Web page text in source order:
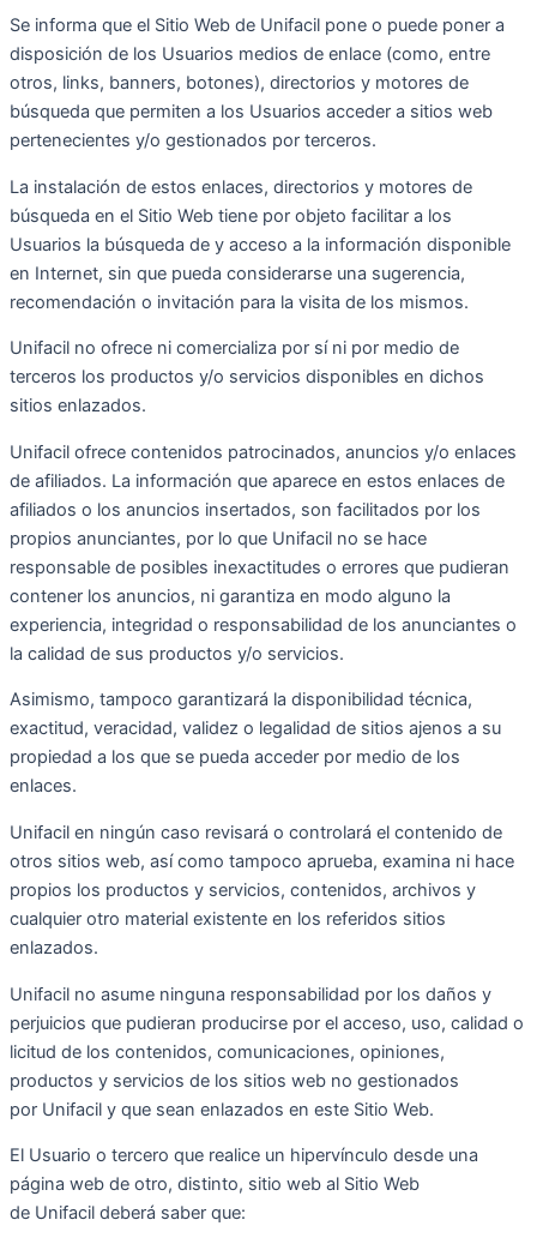
Se informa que el Sitio Web de Unifacil pone o puede poner a
disposición de los Usuarios medios de enlace (como, entre
otros, links, banners, botones), directorios y motores de
búsqueda que permiten a los Usuarios acceder a sitios web
pertenecientes y/o gestionados por terceros.
La instalación de estos enlaces, directorios y motores de
búsqueda en el Sitio Web tiene por objeto facilitar a los
Usuarios la búsqueda de y acceso a la información disponible
en Internet, sin que pueda considerarse una sugerencia,
recomendación o invitación para la visita de los mismos.
Unifacil no ofrece ni comercializa por sí ni por medio de
terceros los productos y/o servicios disponibles en dichos
sitios enlazados.
Unifacil ofrece contenidos patrocinados, anuncios y/o enlaces
de afiliados. La información que aparece en estos enlaces de
afiliados o los anuncios insertados, son facilitados por los
propios anunciantes, por lo que Unifacil no se hace
responsable de posibles inexactitudes o errores que pudieran
contener los anuncios, ni garantiza en modo alguno la
experiencia, integridad o responsabilidad de los anunciantes o
la calidad de sus productos y/o servicios.
Asimismo, tampoco garantizará la disponibilidad técnica,
exactitud, veracidad, validez o legalidad de sitios ajenos a su
propiedad a los que se pueda acceder por medio de los
enlaces.
Unifacil en ningún caso revisará o controlará el contenido de
otros sitios web, así como tampoco aprueba, examina ni hace
propios los productos y servicios, contenidos, archivos y
cualquier otro material existente en los referidos sitios
enlazados.
Unifacil no asume ninguna responsabilidad por los daños y
perjuicios que pudieran producirse por el acceso, uso, calidad o
licitud de los contenidos, comunicaciones, opiniones,
productos y servicios de los sitios web no gestionados
por Unifacil y que sean enlazados en este Sitio Web.
El Usuario o tercero que realice un hipervínculo desde una
página web de otro, distinto, sitio web al Sitio Web
de Unifacil deberá saber que: